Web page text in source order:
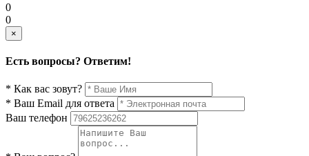
0
0
×
Есть вопросы? Ответим!
* Как вас зовут?
* Ваш Email для ответа
Ваш телефон